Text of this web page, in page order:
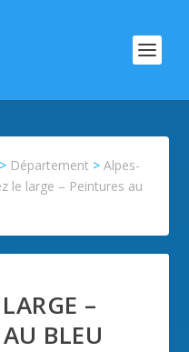
> Département >Alpes-
le large – Peintures au
–
BLEU